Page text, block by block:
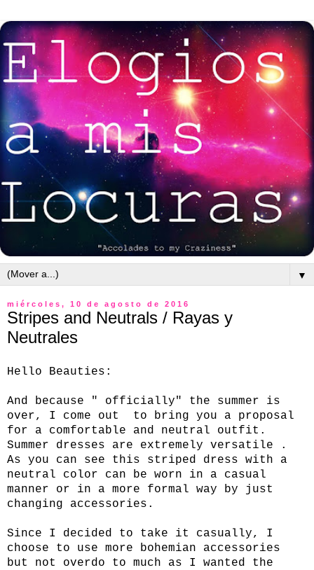
▼
miércoles, 10 de agosto de 2016
Stripes and Neutrals / Rayas y
Neutrales
Hello Beauties:
And because " officially" the summer is
over, I come out to bring you a proposal
for a comfortable and neutral outfit.
Summer dresses are extremely versatile .
As you can see this striped dress with a
neutral color can be worn in a casual
manner or in a more formal way by just
changing accessories.
Since I decided to take it casually, I
choose to use more bohemian accessories
but not overdo to much as I wanted the